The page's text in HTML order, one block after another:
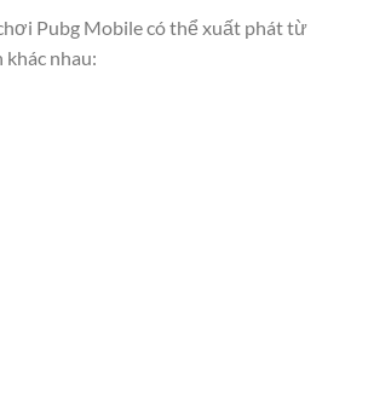
Pubg Mobile có thể xuất phát từ
khác nhau: